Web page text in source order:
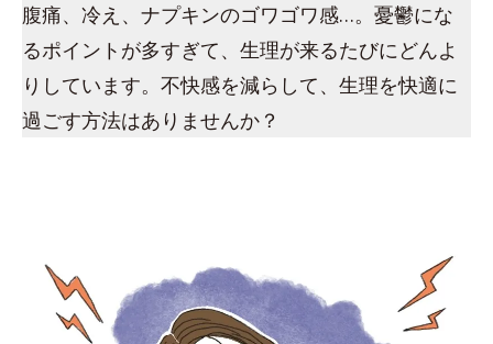
腹痛、冷え、ナプキンのゴワゴワ感…。憂鬱にな
るポイントが多すぎて、生理が来るたびにどんよ
りしています。不快感を減らして、生理を快適に
過ごす方法はありませんか？